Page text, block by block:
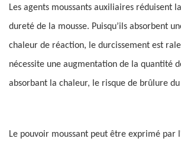
Les agents moussants auxiliaires réduisent
dureté de la mousse. Puisqu’ils absorbent
chaleur de réaction, le durcissement est
nécessite une augmentation de la quantité
absorbant la chaleur, le risque de brûlure
Le pouvoir moussant peut être exprimé par